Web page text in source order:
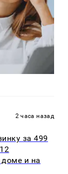
2 часа назад
за 499
и на